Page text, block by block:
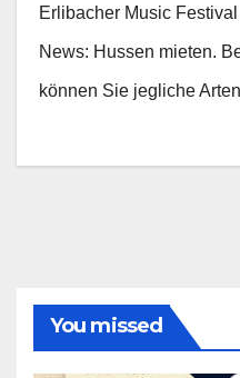
Erlibacher Music
News: Hussen mieten.
können Sie jegliche
You missed